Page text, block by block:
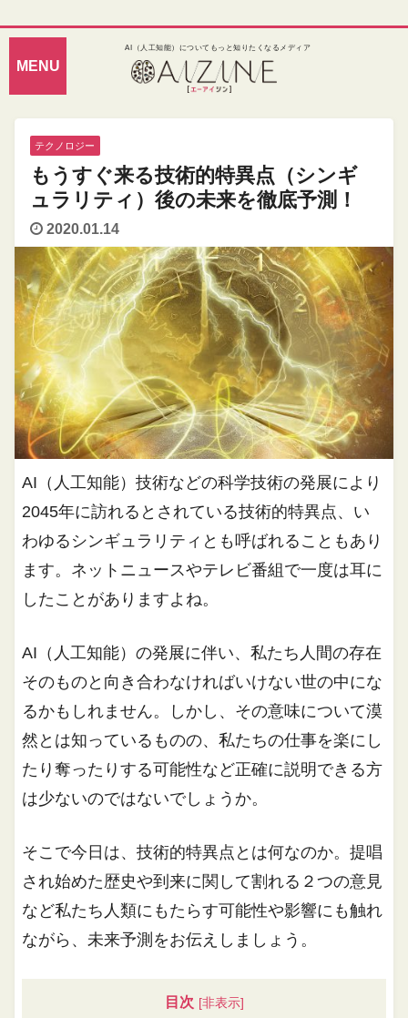
AI（人工知能）についてもっと知りたくなるメディア
テクノロジー
もうすぐ来る技術的特異点（シンギ
ュラリティ）後の未来を徹底予測！
2020.01.14
AI（人工知能）技術などの科学技術の発展により
2045年に訪れるとされている技術的特異点、い
わゆるシンギュラリティとも呼ばれることもあり
ます。ネットニュースやテレビ番組で一度は耳に
したことがありますよね。
AI（人工知能）の発展に伴い、私たち人間の存在
そのものと向き合わなければいけない世の中にな
るかもしれません。しかし、その意味について漠
然とは知っているものの、私たちの仕事を楽にし
たり奪ったりする可能性など正確に説明できる方
は少ないのではないでしょうか。
そこで今日は、技術的特異点とは何なのか。提唱
され始めた歴史や到来に関して割れる２つの意見
など私たち人類にもたらす可能性や影響にも触れ
ながら、未来予測をお伝えしましょう。
目次